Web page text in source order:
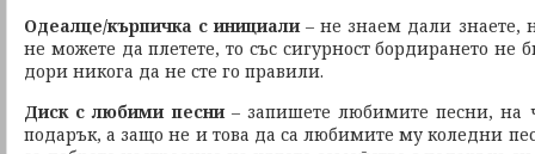
Одеалце/кърпичка с инициали– не знаем дали знаете,
не можете да плетете, то със сигурност бордирането не
дори никога да не сте го правили.
Диск с любими песни– запишете любимите песни, на
подарък, а защо не и това да са любимите му коледни